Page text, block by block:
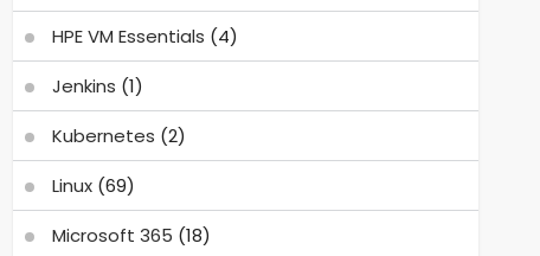
HPE VM Essentials (4)
Jenkins (1)
Kubernetes (2)
Linux(69)
Microsoft 365 (18)